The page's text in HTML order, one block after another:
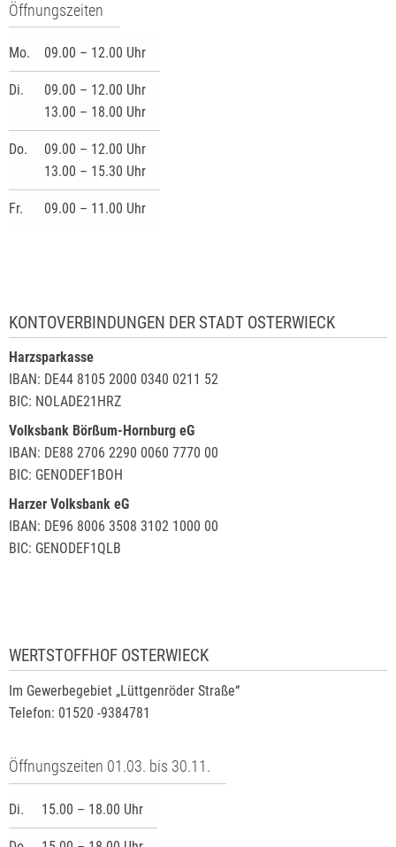
Öffnungszeiten
Mo. 09.00 – 12.00 Uhr
Di.
09.00 – 12.00 Uhr
13.00 – 18.00 Uhr
Do.
09.00 – 12.00 Uhr
13.00 – 15.30 Uhr
Fr. 09.00 – 11.00 Uhr
KONTOVERBINDUNGEN DER STADT OSTERWIECK
Harzsparkasse
IBAN: DE44 8105 2000 0340 0211 52
BIC: NOLADE21HRZ
Volksbank Börßum-Hornburg eG
IBAN: DE88 2706 2290 0060 7770 00
BIC: GENODEF1BOH
Harzer Volksbank eG
IBAN: DE96 8006 3508 3102 1000 00
BIC: GENODEF1QLB
WERTSTOFFHOF OSTERWIECK
Im Gewerbegebiet „Lüttgenröder Straße“
Telefon: 01520 -9384781
Öffnungszeiten 01.03. bis 30.11.
Di. 15.00 – 18.00 Uhr